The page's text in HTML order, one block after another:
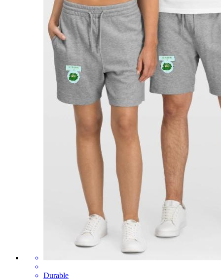
Durable